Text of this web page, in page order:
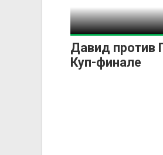
Давид против
Куп-финале